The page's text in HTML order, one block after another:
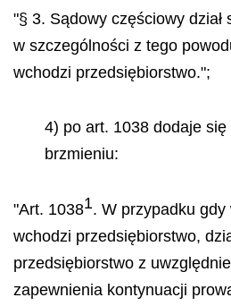
"§ 3. Sądowy częściowy
w szczególności z tego
wchodzi przedsiębiorstwo.";
4) po art. 1038 dodaje się
brzmieniu:
"Art. 10381. W przypadku gdy
wchodzi przedsiębiorstwo,
przedsiębiorstwo z
zapewnienia kontynuacji